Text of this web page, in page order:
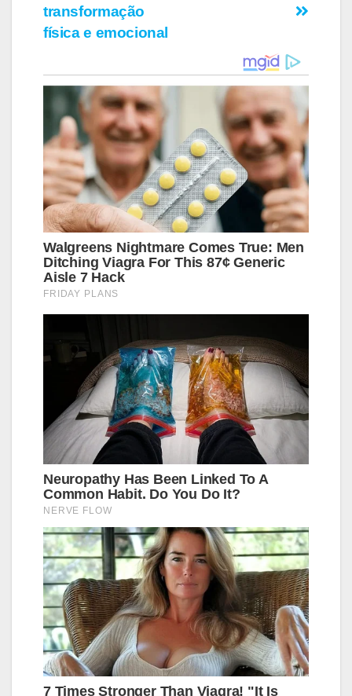
transformação
física e emocional